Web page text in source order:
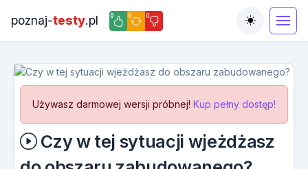
poznaj-testy.pl 0 0 0
Toggle
Używasz darmowej wersji próbnej! Kup pełny dostęp!
Czy w tej sytuacji wjeżdżasz